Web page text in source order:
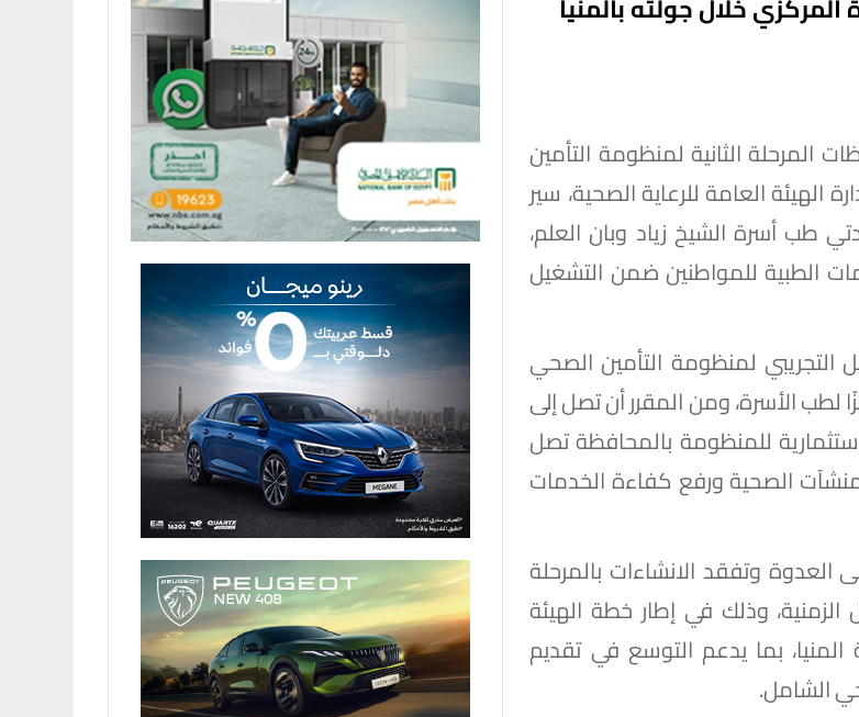
المرحلة الثانية لمنظومة التأمين
العامة للرعاية الصحية، سير
طب أسرة الشيخ زياد وبان العلم،
الطبية للمواطنين ضمن التشغيل
التجريبي لمنظومة التأمين الصحي
تضم 10 مستشفيات و60 وحدة ومركزًا لطب الأسرة، ومن المقرر أن تصل إلى
إلى أن التكلفة الاستثمارية للمنظومة بالمحافظة تصل
الصحية ورفع كفاءة الخدمات
وتفقد الانشاءات بالمرحلة
وذلك في إطار خطة الهيئة
بما يدعم التوسع في تقديم
الشامل.